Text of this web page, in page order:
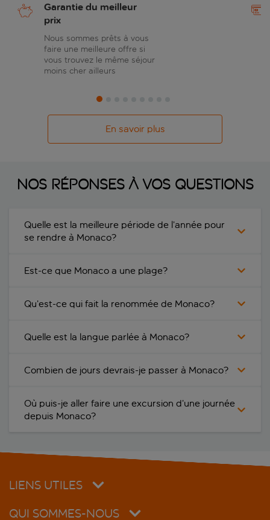
Garantie du meilleur
prix
Nous sommes prêts à vous
faire une meilleure offre si
vous trouvez le même séjour
moins cher ailleurs
En savoir plus
Nos réponses à vos questions
Quelle est la meilleure période de l’année pour
se rendre à Monaco?
Est-ce que Monaco a une plage?
Qu’est-ce qui fait la renommée de Monaco?
Quelle est la langue parlée à Monaco?
Combien de jours devrais-je passer à Monaco?
Où puis-je aller faire une excursion d’une journée
depuis Monaco?
LIENS UTILES
QUI SOMMES-NOUS